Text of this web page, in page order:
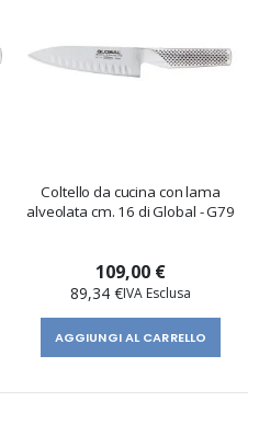
Coltello da cucina con lama
alveolata cm. 16 di Global - G79
109,00 €
89,34 €
AGGIUNGI AL CARRELLO